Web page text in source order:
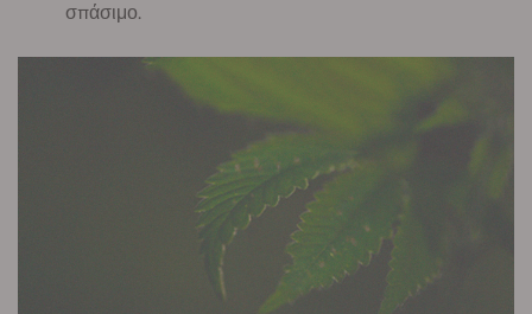
σπάσιμο.